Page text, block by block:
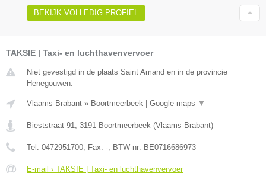
BEKIJK VOLLEDIG PROFIEL
TAKSIE | Taxi- en luchthavenvervoer
Niet gevestigd in de plaats Saint Amand en in de provincie
Henegouwen.
Vlaams-Brabant » Boortmeerbeek Google maps ▼
Bieststraat 91, 3191 Boortmeerbeek (Vlaams-Brabant)
Tel: 0472951700, Fax: -, BTW-nr: BE0716686973
E-mail › TAKSIE | Taxi- en luchthavenvervoer